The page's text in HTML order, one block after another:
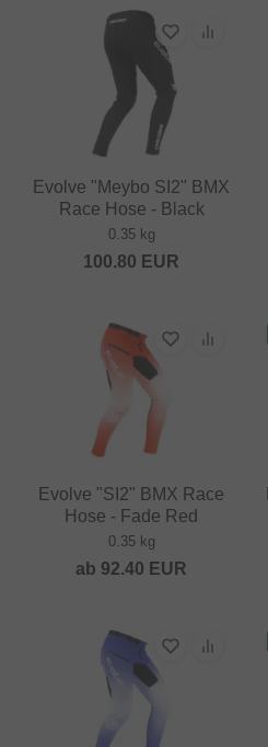
Evolve "Meybo SI2" BMX
Race Hose - Black
0.35 kg
100.80 EUR
Evolve "SI2" BMX Race
Hose - Fade Red
0.35 kg
ab 92.40 EUR